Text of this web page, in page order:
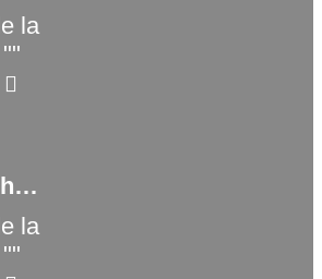
La sospecha de Sofía (2025)